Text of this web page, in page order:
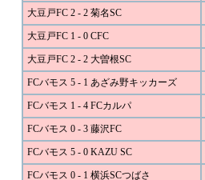
大豆戸FC 2 - 2 菊名SC
大豆戸FC 1 - 0 CFC
大豆戸FC 2 - 2 大曽根SC
FCバモス 5 - 1 あざみ野キッカーズ
FCバモス 1 - 4 FCカルパ
FCバモス 0 - 3 藤沢FC
FCバモス 5 - 0 KAZU SC
FCバモス 0 - 1 横浜SCつばさ